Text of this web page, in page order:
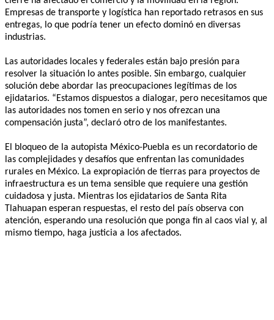
Empresas de transporte y logística han reportado retrasos en sus
entregas, lo que podría tener un efecto dominó en diversas
industrias.
Las autoridades locales y federales están bajo presión para
resolver la situación lo antes posible. Sin embargo, cualquier
solución debe abordar las preocupaciones legítimas de los
ejidatarios. “Estamos dispuestos a dialogar, pero necesitamos que
las autoridades nos tomen en serio y nos ofrezcan una
compensación justa”, declaró otro de los manifestantes.
El bloqueo de la autopista México-Puebla es un recordatorio de
las complejidades y desafíos que enfrentan las comunidades
rurales en México. La expropiación de tierras para proyectos de
infraestructura es un tema sensible que requiere una gestión
cuidadosa y justa. Mientras los ejidatarios de Santa Rita
Tlahuapan esperan respuestas, el resto del país observa con
atención, esperando una resolución que ponga fin al caos vial y, al
mismo tiempo, haga justicia a los afectados.